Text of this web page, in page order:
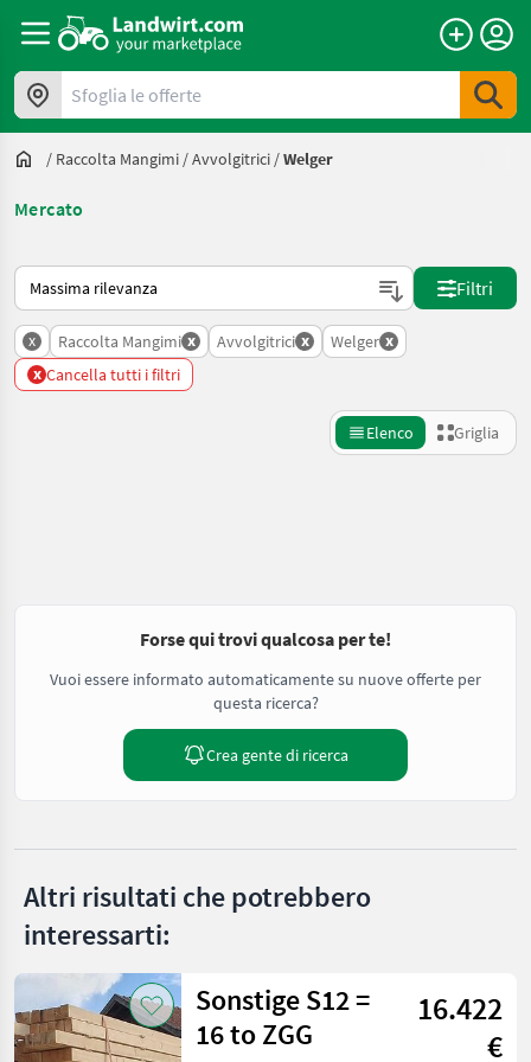
Sfoglia le offerte
/ Raccolta Mangimi /Avvolgitrici /Welger
Mercato
Ecco come viene ordinato su Landwirt.com
Filtri
x Raccolta Mangimi x Avvolgitrici x Welger x
x Cancella tutti i filtri
Elenco Griglia
Forse qui trovi qualcosa per te!
Vuoi essere informato automaticamente su nuove offerte per
questa ricerca?
Crea gente di ricerca
Altri risultati che potrebbero
interessarti:
Sonstige S12 =
16 to ZGG
16.422
€